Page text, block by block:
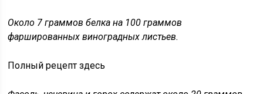
Около 7 граммов белка на 100 граммов
фаршированных виноградных листьев.
Полный рецепт здесь